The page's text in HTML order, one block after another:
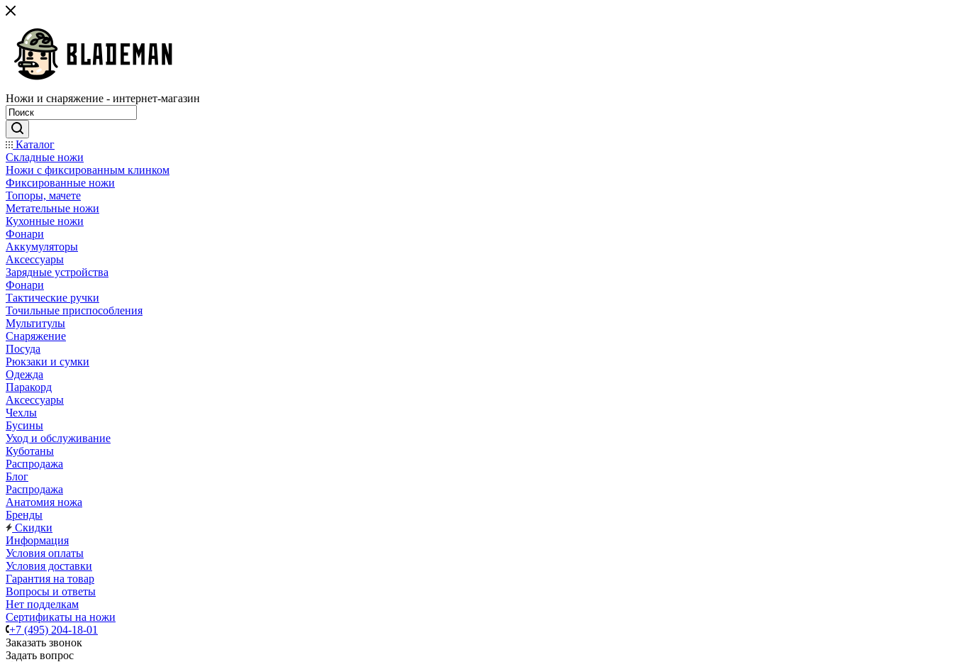
Ножи и снаряжение - интернет-магазин
Каталог
Складные ножи
Ножи с фиксированным клинком
Фиксированные ножи
Топоры, мачете
Метательные ножи
Кухонные ножи
Фонари
Аккумуляторы
Аксессуары
Зарядные устройства
Фонари
Тактические ручки
Точильные приспособления
Мультитулы
Снаряжение
Посуда
Рюкзаки и сумки
Одежда
Паракорд
Аксессуары
Чехлы
Бусины
Уход и обслуживание
Куботаны
Распродажа
Блог
Распродажа
Анатомия ножа
Бренды
Скидки
Информация
Условия оплаты
Условия доставки
Гарантия на товар
Вопросы и ответы
Нет подделкам
Сертификаты на ножи
+7 (495) 204-18-01
Заказать звонок
Задать вопрос